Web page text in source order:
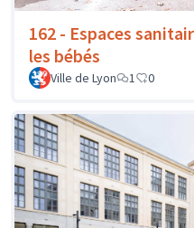
162 - Espaces
les bébés
Ville de Lyon 1 0